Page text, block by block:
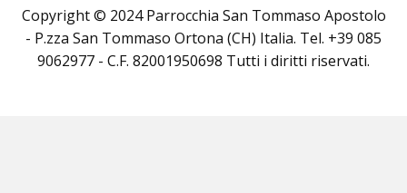
Copyright © 2024 Parrocchia San Tommaso Apostolo
- P.zza San Tommaso Ortona (CH) Italia. Tel. +39 085
9062977 - C.F. 82001950698 Tutti i diritti riservati.